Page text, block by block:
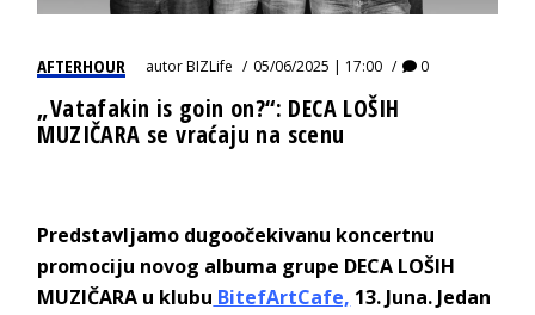
AFTERHOUR autorBIZLife 05/06/2025 | 17:00 0
„Vatafakin is goin on?“: DECA LOŠIH
MUZIČARA se vraćaju na scenu
Predstavljamo dugoočekivanu koncertnu
promociju novog albuma grupe DECA LOŠIH
MUZIČARA u klubu BitefArtCafe, 13. Juna. Jedan